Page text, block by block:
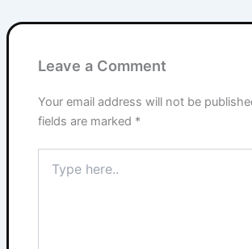
Leave a Comment
Your email address will not be
fields are marked *
here..